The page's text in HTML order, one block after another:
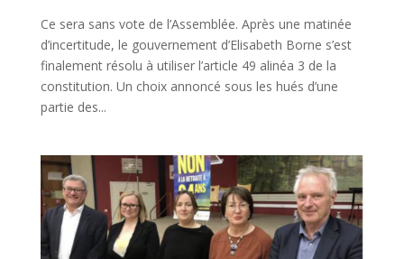
Ce sera sans vote de l’Assemblée. Après une matinée
d’incertitude, le gouvernement d’Elisabeth Borne s’est
finalement résolu à utiliser l’article 49 alinéa 3 de la
constitution. Un choix annoncé sous les hués d’une
partie des...